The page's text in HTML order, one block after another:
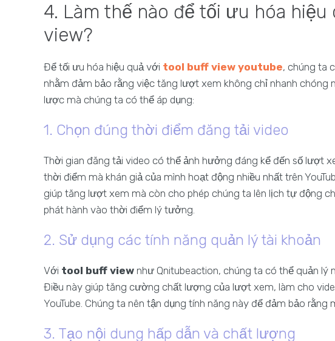
4. Làm thế nào để tối ưu hóa
view?
Để tối ưu hóa hiệu quả với tool buff view youtube, chúng ta
nhằm đảm bảo rằng việc tăng lượt xem không chỉ nhanh chóng
lược mà chúng ta có thể áp dụng:
1. Chọn đúng thời điểm đăng tải video
Thời gian đăng tải video có thể ảnh hưởng đáng kể đến số lượt
thời điểm mà khán giả của mình hoạt động nhiều nhất trên
giúp tăng lượt xem mà còn cho phép chúng ta lên lịch tự động
phát hành vào thời điểm lý tưởng.
2. Sử dụng các tính năng quản lý tài khoản
Với tool buff view như Qnitubeaction, chúng ta có thể quản lý
Điều này giúp tăng cường chất lượng của lượt xem, làm cho
YouTube. Chúng ta nên tận dụng tính năng này để đảm bảo
3. Tạo nội dung hấp dẫn và chất lượng